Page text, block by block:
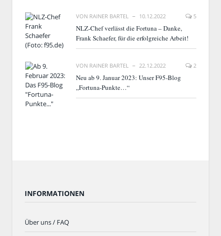
VON RAINER BARTEL 10.12.2022 5
NLZ-Chef verlässt die Fortuna – Danke,
Frank Schaefer, für die erfolgreiche Arbeit!
VON RAINER BARTEL 22.12.2022 2
Neu ab 9. Januar 2023: Unser F95-Blog
„Fortuna-Punkte…“
INFORMATIONEN
Über uns / FAQ